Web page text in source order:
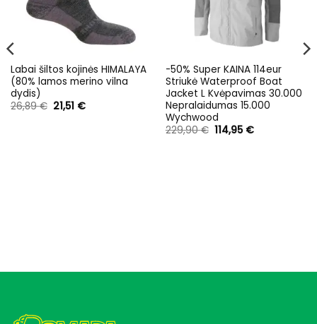
Labai šiltos kojinės HIMALAYA
(80% lamos merino vilna
dydis)
26,89€ Original
price
21,51 €Current
-50% Super KAINA 114eur
Striukė Waterproof Boat
Jacket L Kvėpavimas 30.000
Nepralaidumas 15.000
Wychwood
229,90€ Original
price
114,95 €Current